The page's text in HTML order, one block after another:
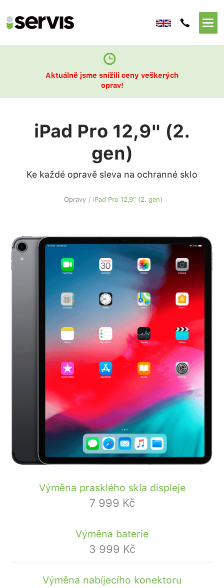
Aktuálně jsme snížili ceny veškerých
oprav!
iPad Pro 12,9" (2.
gen)
Ke každé opravě sleva na ochranné sklo
Opravy / iPad Pro 12,9" (2. gen)
Výměna prasklého skla displeje
7 999 Kč
Výměna baterie
3 999 Kč
Výměna nabíjecího konektoru